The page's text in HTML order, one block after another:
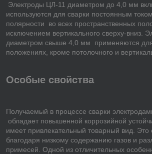
Электроды ЦЛ-11 диаметром до 4,0 мм
используются для сварки постоянным
полярности во всех пространственных
исключением вертикального сверху-вниз.
диаметром свыше 4,0 мм применяются для
положениях, кроме потолочного и
Особые свойства
Получаемый в процессе сварки
обладает повышенной коррозийной
имеет привлекательный товарный вид. Это
благодаря низкому содержанию газов и
примесей. Одной из отличительных